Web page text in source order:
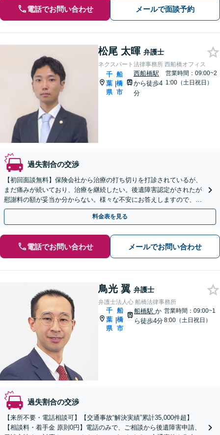
電話でお問い合わせ メールで面談予約
松尾 太暉 弁護士
ネクスパート法律事務所 西船橋オフィス
千
葉
県
|
船
橋
市
西船橋駅
から徒歩4
分
営業時間：09:00~2
1:00（土日祝日）
過失割合の交渉
【初回面談無料】保険会社から治療の打ち切りを打診されているが、
まだ痛みが続いており、治療を継続したい。後遺障害認定がされたが
慰謝料の額が妥当か分からない。様々な不安にお答えしますので、お
気軽にご連絡ください。ご相談・着手金は無料です。
料金表を見る
電話でお問い合わせ メールでお問い合わせ
鳥光 翼 弁護士
弁護士法人心 船橋法律事務所
千
葉
県
|
船
橋
市
船橋駅か
ら徒歩4分
営業時間：09:00~1
8:00（土日祝日）
過失割合の交渉
【来所不要・電話相談可】【交通事故“解決実績”累計35,000件超】
【相談料・着手金 原則0円】電話のみで、ご相談から後遺障害申請、